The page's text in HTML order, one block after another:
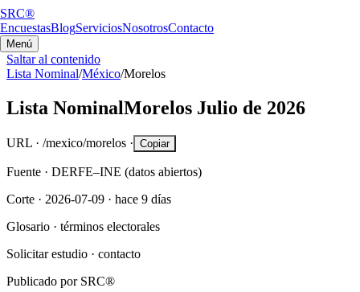
SRC®
EncuestasBlogServiciosNosotrosContacto
Menú
Saltar al contenido
Lista Nominal/México/Morelos
Lista NominalMorelos Julio de 2026
URL · /mexico/morelos · Copiar
Fuente · DERFE–INE (datos abiertos)
Corte · 2026-07-09 · hace 9 días
Glosario · términos electorales
Solicitar estudio · contacto
Publicado por SRC®